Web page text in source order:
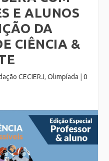
E ALUNOS
DA
CIÊNCIA &
CECIERJ, Olimpíada 0